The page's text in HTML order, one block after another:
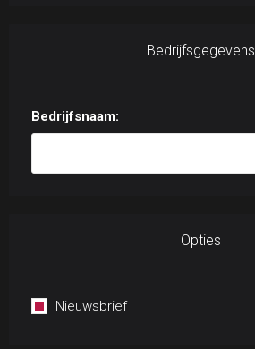
Bedrijfsgegevens
Bedrijfsnaam:
Opties
Nieuwsbrief